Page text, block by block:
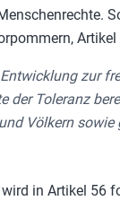
Artikel
zur
der Toleranz
Völkern
in Artikel 56